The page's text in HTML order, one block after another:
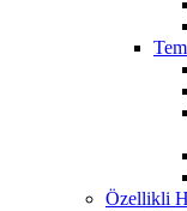
Özellikli